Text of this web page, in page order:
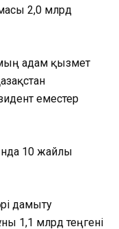
2,0 млрд
адам қызмет
еместер
10 жайлы
дамыту
1,1 млрд теңгені